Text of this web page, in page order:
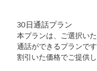
30日通話プラン
本プランは、ご選択い
通話ができるプランで
割引いた価格でご提供し